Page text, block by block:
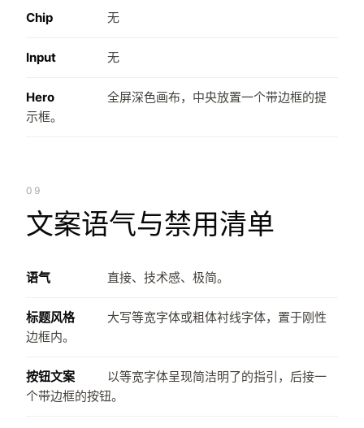
Chip 无
Input 无
Hero
全屏深色画布，中央放置一个带边框的提
示框。
09
文案语气与禁用清单
语气 直接、技术感、极简。
标题风格
大写等宽字体或粗体衬线字体，置于刚性
边框内。
按钮文案
以等宽字体呈现简洁明了的指引，后接一
个带边框的按钮。